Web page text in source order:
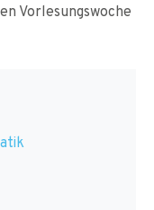
Vorlesungswoche